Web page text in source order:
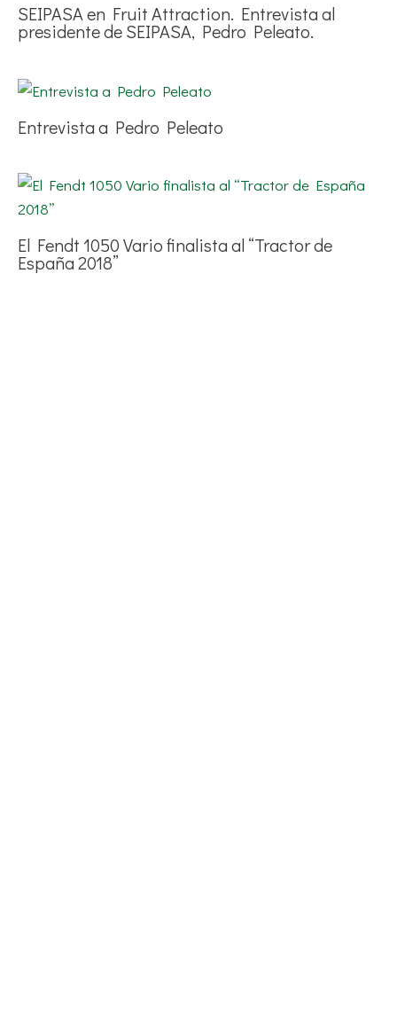
SEIPASA en Fruit Attraction. Entrevista al
presidente de SEIPASA, Pedro Peleato.
Entrevista a Pedro Peleato
El Fendt 1050 Vario finalista al “Tractor de
España 2018”